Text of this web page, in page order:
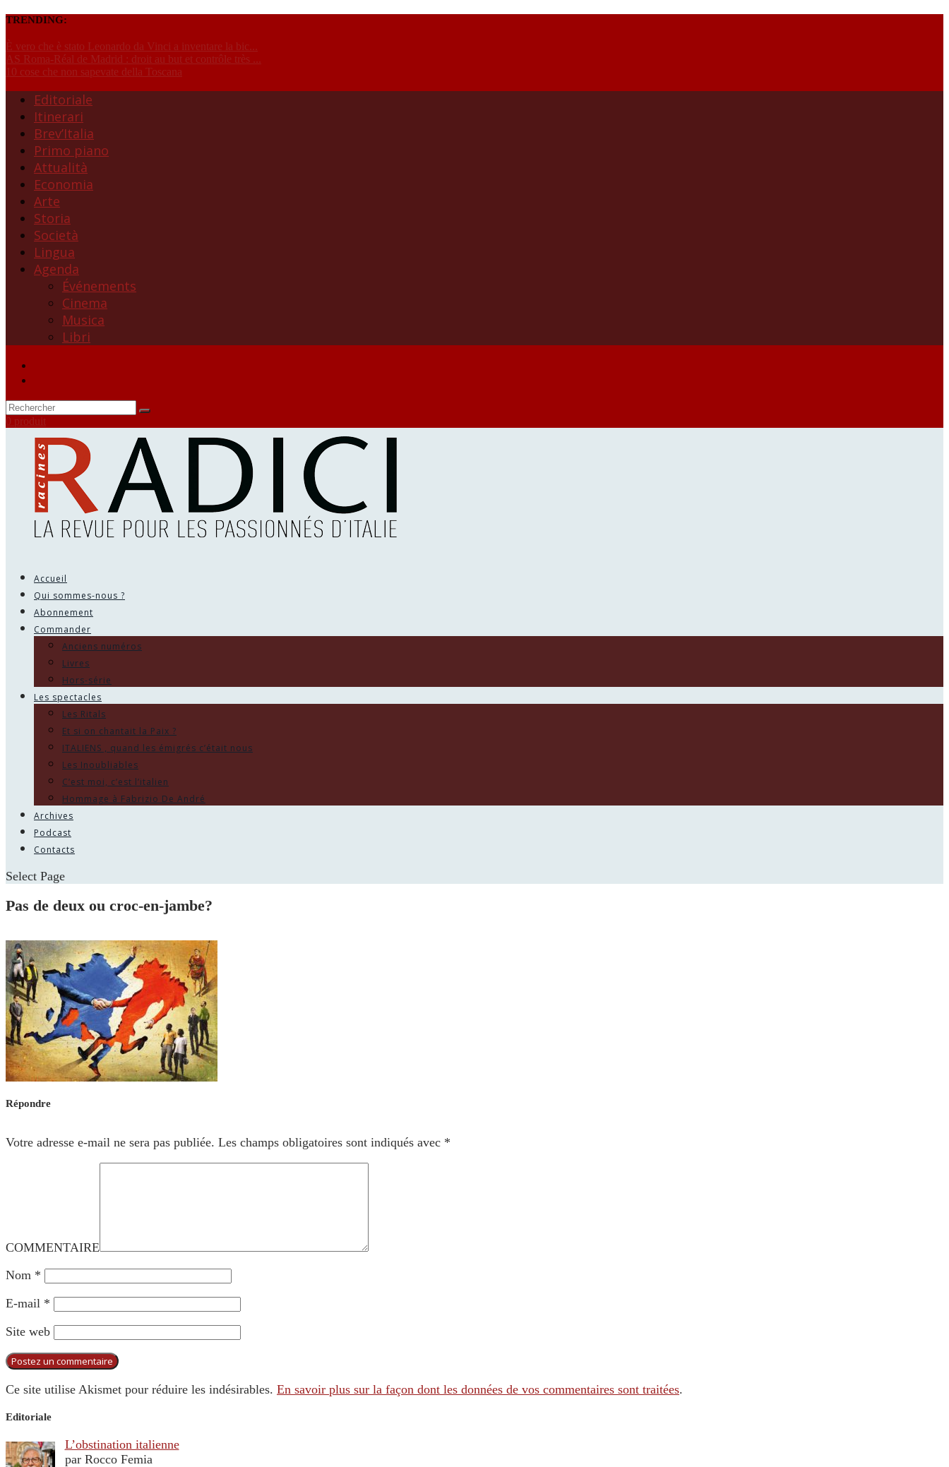
TRENDING:
È vero che è stato Leonardo da Vinci a inventare la bic...
AS Roma-Réal de Madrid : droit au but et contrôle très ...
10 cose che non sapevate della Toscana
Editoriale
Itinerari
Brev’Italia
Primo piano
Attualità
Economia
Arte
Storia
Società
Lingua
Agenda
Événements
Cinema
Musica
Libri
0 produit
Accueil
Qui sommes-nous ?
Abonnement
Commander
Anciens numéros
Livres
Hors-série
Les spectacles
Les Ritals
Et si on chantait la Paix ?
ITALIENS , quand les émigrés c’était nous
Les Inoubliables
C’est moi, c’est l’italien
Hommage à Fabrizio De André
Archives
Podcast
Contacts
Select Page
Pas de deux ou croc-en-jambe?
Répondre
Votre adresse e-mail ne sera pas publiée. Les champs obligatoires sont indiqués avec *
COMMENTAIRE
Nom *
E-mail *
Site web
Ce site utilise Akismet pour réduire les indésirables. En savoir plus sur la façon dont les données de vos commentaires sont traitées.
Editoriale
L’obstination italienne
par Rocco Femia